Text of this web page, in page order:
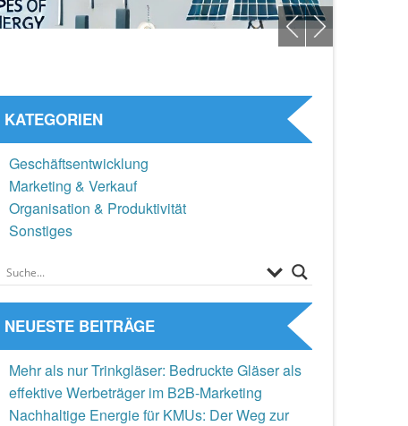
KATEGORIEN
Geschäftsentwicklung
Marketing & Verkauf
Organisation & Produktivität
Sonstiges
NEUESTE BEITRÄGE
Mehr als nur Trinkgläser: Bedruckte Gläser als
effektive Werbeträger im B2B-Marketing
Nachhaltige Energie für KMUs: Der Weg zur